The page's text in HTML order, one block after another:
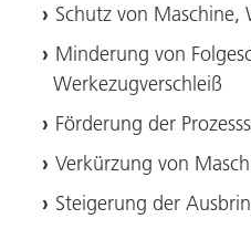
Schutz von Maschine,
Minderung von
Werkezugverschleiß
Förderung der
Verkürzung von
Steigerung der